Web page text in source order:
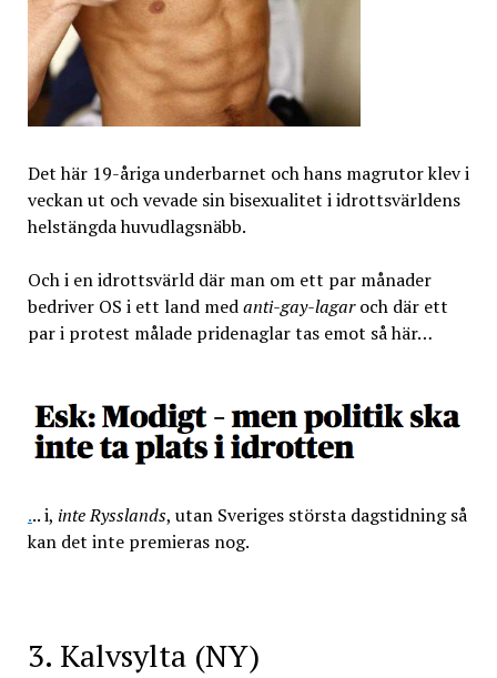
Det här 19-åriga underbarnet och hans magrutor klev i
veckan ut och vevade sin bisexualitet i idrottsvärldens
helstängda huvudlagsnäbb.
Och i en idrottsvärld där man om ett par månader
bedriver OS i ett land medanti-gay-lagaroch där ett
par i protest målade pridenaglar tas emot så här…
... i, inte Rysslands, utan Sveriges största dagstidning så
kan det inte premieras nog.
3. Kalvsylta (NY)